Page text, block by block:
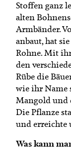
Stoffen ganz
alten
Armbänder.
anbaut, hat
Rohne. Mit
den
Rübe die
wie ihr Name
Mangold und
Die Pflanze
und erreichte
Was kann